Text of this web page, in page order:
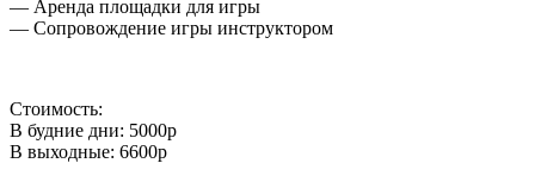
— Аренда площадки для игры
— Сопровождение игры инструктором
Стоимость:
В будние дни: 5000р
В выходные: 6600р